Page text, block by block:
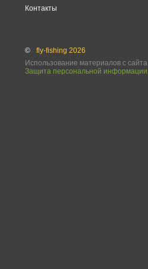
Контакты
©
fly-fishing 2026
Использование материалов с
Защита персональной информации